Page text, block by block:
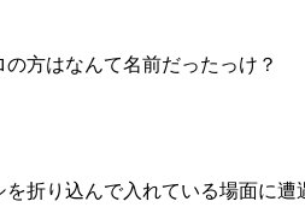
方はなんて名前だったっけ？
折り込んで入れている場面に遭